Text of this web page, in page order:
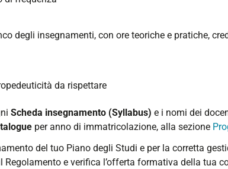
degli insegnamenti, con ore teoriche e pratiche,
da rispettare
Scheda insegnamento (Syllabus) e i nomi dei
per anno di immatricolazione, alla sezione
del tuo Piano degli Studi e per la corretta
Regolamento e verifica l’offerta formativa della tua